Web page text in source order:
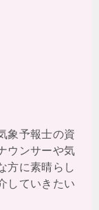
象予報士の資
ウンサーや気
方に素晴らし
していきたい